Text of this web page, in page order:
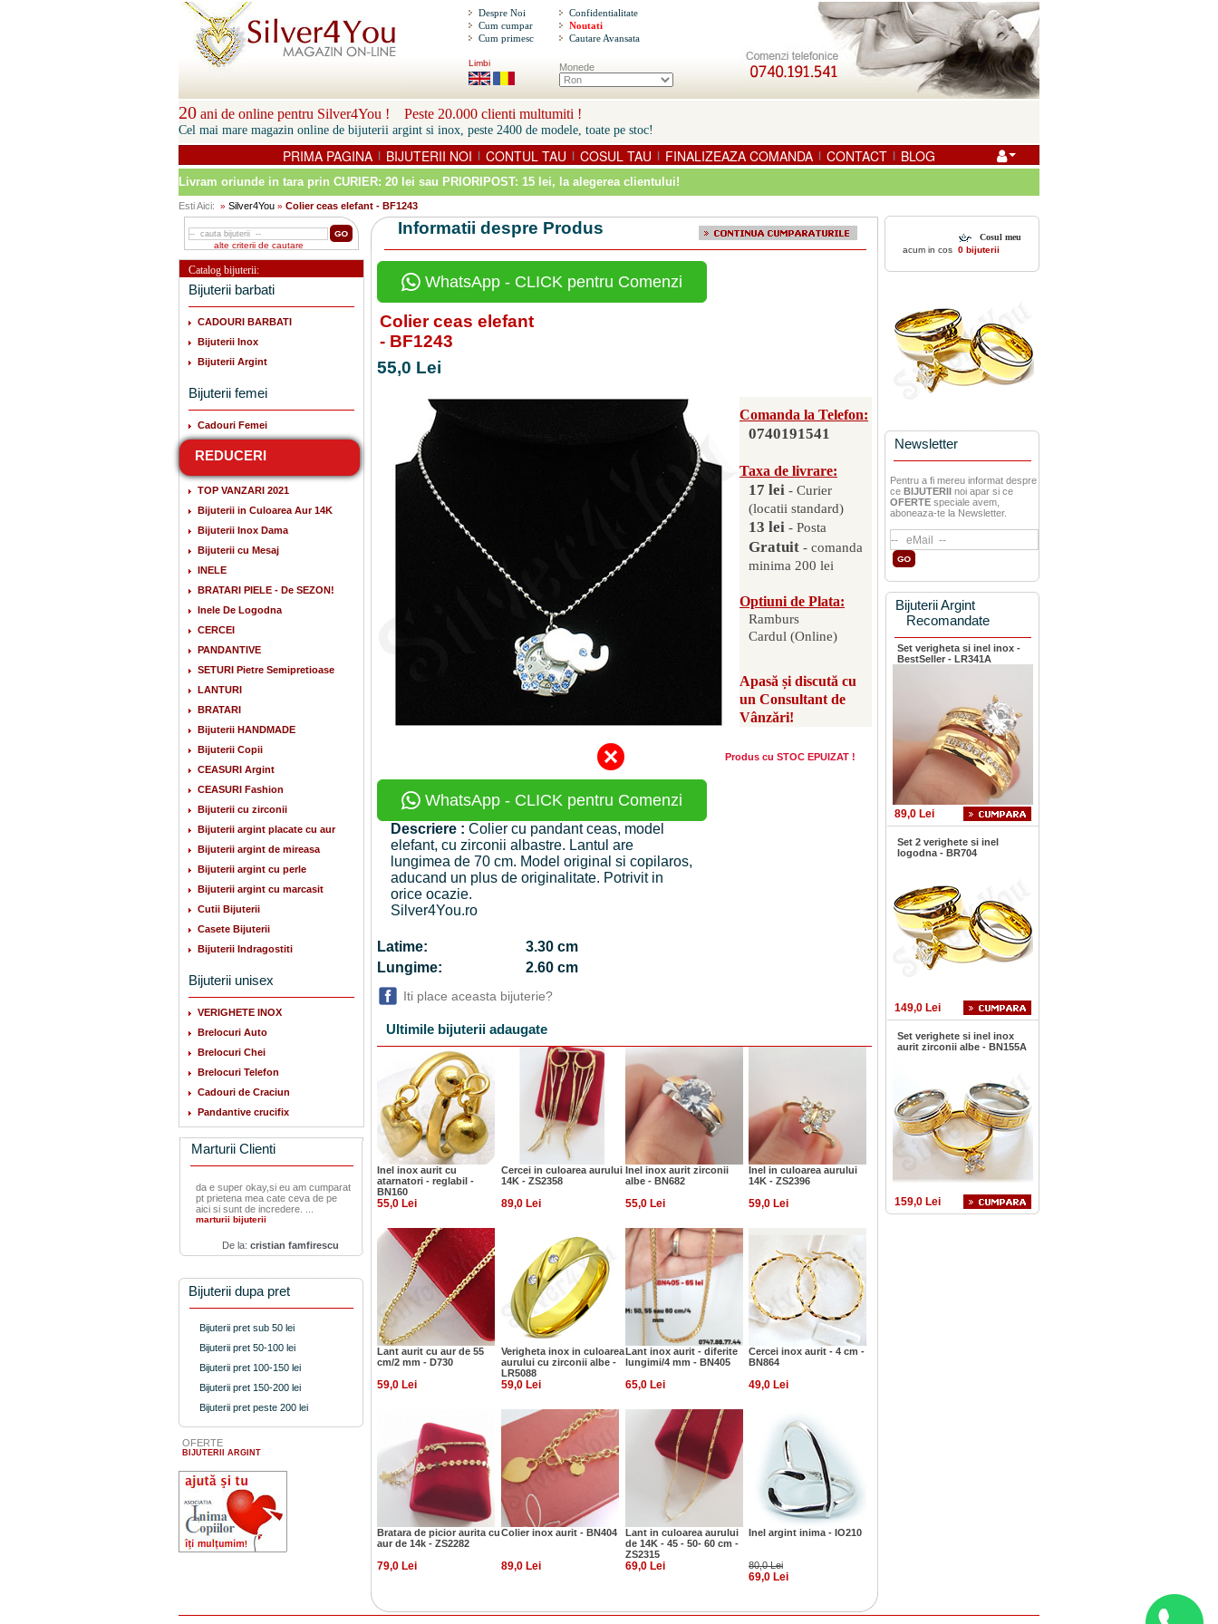
Despre Noi
Cum cumpar
Cum primesc
Confidentialitate
Noutati
Cautare Avansata
Limbi Monede
20 ani de online pentru Silver4You ! Peste 20.000 clienti multumiti !
Cel mai mare magazin online de bijuterii argint si inox, peste 2400 de modele, toate pe stoc!
PRIMA PAGINA | BIJUTERII NOI | CONTUL TAU | COSUL TAU | FINALIZEAZA COMANDA | CONTACT | BLOG
Livram oriunde in tara prin CURIER: 20 lei sau PRIORIPOST: 15 lei, la alegerea clientului!
Esti Aici: » Silver4You » Colier ceas elefant - BF1243
alte criterii de cautare
Catalog bijuterii:
Bijuterii barbati
CADOURI BARBATI
Bijuterii Inox
Bijuterii Argint
Bijuterii femei
Cadouri Femei
REDUCERI
TOP VANZARI 2021
Bijuterii in Culoarea Aur 14K
Bijuterii Inox Dama
Bijuterii cu Mesaj
INELE
BRATARI PIELE - De SEZON!
Inele De Logodna
CERCEI
PANDANTIVE
SETURI Pietre Semipretioase
LANTURI
BRATARI
Bijuterii HANDMADE
Bijuterii Copii
CEASURI Argint
CEASURI Fashion
Bijuterii cu zirconii
Bijuterii argint placate cu aur
Bijuterii argint de mireasa
Bijuterii argint cu perle
Bijuterii argint cu marcasit
Cutii Bijuterii
Casete Bijuterii
Bijuterii Indragostiti
Bijuterii unisex
VERIGHETE INOX
Brelocuri Auto
Brelocuri Chei
Brelocuri Telefon
Cadouri de Craciun
Pandantive crucifix
Marturii Clienti
da e super okay,si eu am cumparat
pt prietena mea cate ceva de pe
aici si sunt de incredere. ...
marturii bijuterii
De la: cristian famfirescu
Bijuterii dupa pret
Bijuterii pret sub 50 lei
Bijuterii pret 50-100 lei
Bijuterii pret 100-150 lei
Bijuterii pret 150-200 lei
Bijuterii pret peste 200 lei
OFERTE
BIJUTERII ARGINT
Informatii despre Produs
WhatsApp - CLICK pentru Comenzi
Colier ceas elefant
- BF1243
55,0 Lei
Comanda la Telefon:
0740191541
Taxa de livrare:
17 lei - Curier
(locatii standard)
13 lei - Posta
Gratuit - comanda
minima 200 lei
Optiuni de Plata:
Ramburs
Cardul (Online)
Apasă și discută cu
un Consultant de
Vânzări!
Produs cu STOC EPUIZAT !
WhatsApp - CLICK pentru Comenzi
Descriere : Colier cu pandant ceas, model
elefant, cu zirconii albastre. Lantul are
lungimea de 70 cm. Model original si copilaros,
aducand un plus de originalitate. Potrivit in
orice ocazie.
Silver4You.ro
Latime:
3.30 cm
Lungime:
2.60 cm
Iti place aceasta bijuterie?
Ultimile bijuterii adaugate
Inel inox aurit cu
atarnatori - reglabil -
BN160
Cercei in culoarea aurului
14K - ZS2358
Inel inox aurit zirconii
albe - BN682
Inel in culoarea aurului
14K - ZS2396
55,0 Lei 89,0 Lei 55,0 Lei 59,0 Lei
Lant aurit cu aur de 55
cm/2 mm - D730
Verigheta inox in culoarea
aurului cu zirconii albe -
LR5088
Lant inox aurit - diferite
lungimi/4 mm - BN405
Cercei inox aurit - 4 cm -
BN864
59,0 Lei 59,0 Lei 65,0 Lei 49,0 Lei
Bratara de picior aurita cu
aur de 14k - ZS2282
Colier inox aurit - BN404
Lant in culoarea aurului
de 14K - 45 - 50- 60 cm -
ZS2315
Inel argint inima - IO210
79,0 Lei 89,0 Lei 69,0 Lei 80,0 Lei
69,0 Lei
Cosul meu
acum in cos 0 bijuterii
Newsletter
Pentru a fi mereu informat despre
ce BIJUTERII noi apar si ce
OFERTE speciale avem,
aboneaza-te la Newsletter.
Bijuterii Argint
Recomandate
Set verigheta si inel inox -
BestSeller - LR341A
89,0 Lei
Set 2 verighete si inel
logodna - BR704
149,0 Lei
Set verighete si inel inox
aurit zirconii albe - BN155A
159,0 Lei